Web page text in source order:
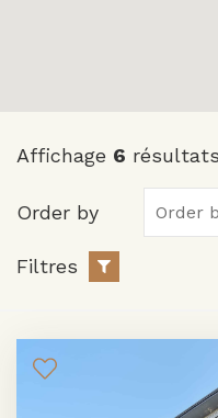
Affichage 6 résultats
Filtres
Order by